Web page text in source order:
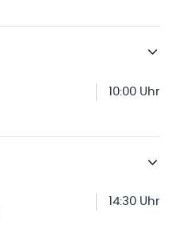
10:00 Uhr
14:30 Uhr